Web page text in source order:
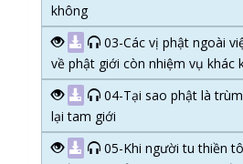
không
03-Các vị phật ngoài
về phật giới còn nhiệm vụ khác
04-Tại sao phật là
lại tam giới
05-Khi người tu thiền